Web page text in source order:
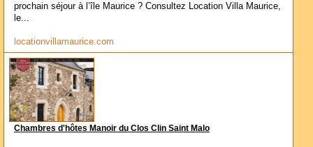
prochain séjour à l’île Maurice ? Consultez Location Villa Maurice,
le...
locationvillamaurice.com
Chambres d'hôtes Manoir du Clos Clin Saint Malo